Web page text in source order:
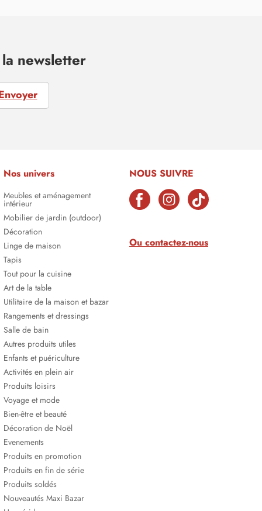
newsletter
Nos univers
Meubles et aménagement
intérieur
Mobilier de jardin (outdoor)
Décoration
Linge de maison
Tapis
Tout pour la cuisine
Art de la table
Utilitaire de la maison et bazar
Rangements et dressings
Salle de bain
Autres produits utiles
Enfants et puériculture
Activités en plein air
Produits loisirs
Voyage et mode
Bien-être et beauté
Décoration de Noël
Evenements
Produits en promotion
Produits en fin de série
Produits soldés
Nouveautés Maxi Bazar
NOUS SUIVRE
Ou contactez-nous